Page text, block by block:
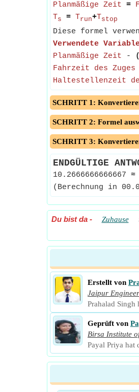
Planmäßige Zeit =
Ts = Trun+Tstop
Diese formel
Verwendete
Planmäßige Zeit -
Fahrzeit des Zuges
Haltestellenzeit
SCHRITT 1:
SCHRITT 2: Formel
SCHRITT 3:
ENDGÜLTIGE
10.2666666666667 ≈
(Berechnung in
Du bist da- Zuhause
Erstellt von
Jaipur
Prahalad Singh
Geprüft von
Birsa Institute
Payal Priya hat